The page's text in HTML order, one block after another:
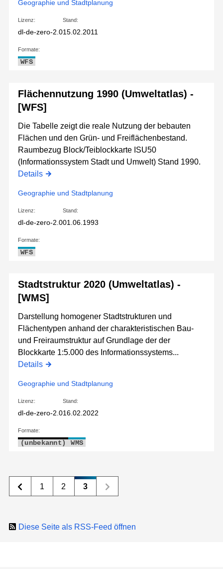
Geographie und Stadtplanung
Lizenz:
dl-de-zero-2.0
Stand:
15.02.2011
Formate:
WFS
Flächennutzung 1990 (Umweltatlas) -
[WFS]
Die Tabelle zeigt die reale Nutzung der bebauten
Flächen und den Grün- und Freiflächenbestand.
Raumbezug Block/Teiblockkarte ISU50
(Informationssystem Stadt und Umwelt) Stand 1990.
Details
Geographie und Stadtplanung
Lizenz:
dl-de-zero-2.0
Stand:
01.06.1993
Formate:
WFS
Stadtstruktur 2020 (Umweltatlas) -
[WMS]
Darstellung homogener Stadtstrukturen und
Flächentypen anhand der charakteristischen Bau-
und Freiraumstruktur auf Grundlage der der
Blockkarte 1:5.000 des Informationssystems...
Details
Geographie und Stadtplanung
Lizenz:
dl-de-zero-2.0
Stand:
16.02.2022
Formate:
(unbekannt) WMS
1 2 3
Diese Seite als RSS-Feed öffnen